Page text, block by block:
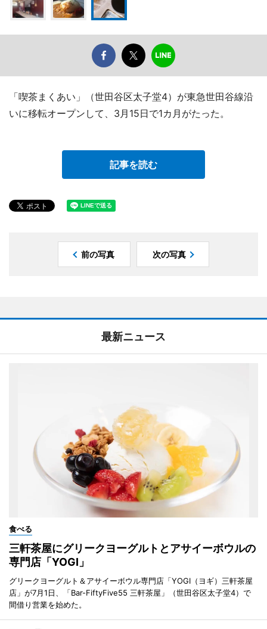
「喫茶まくあい」（世田谷区太子堂4）が東急世田谷線沿
いに移転オープンして、3月15日で1カ月がたった。
記事を読む
前の写真 次の写真
最新ニュース
食べる
三軒茶屋にグリークヨーグルトとアサイーボウルの
専門店「YOGI」
グリークヨーグルト＆アサイーボウル専門店「YOGI（ヨギ）三軒茶屋
店」が7月1日、「Bar-FiftyFive55 三軒茶屋」（世田谷区太子堂4）で
間借り営業を始めた。